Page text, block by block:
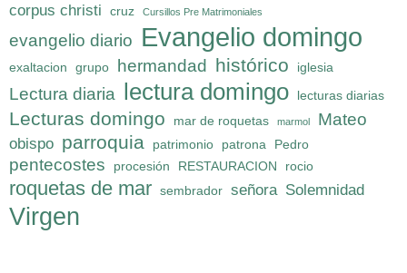
corpus christi cruz Cursillos Pre Matrimoniales
evangelio diario Evangelio domingo
exaltacion grupo hermandad histórico iglesia
Lectura diaria lectura domingo lecturas diarias
Lecturas domingo mar de roquetas marmol Mateo
obispo parroquia patrimonio patrona Pedro
pentecostes procesión RESTAURACION rocio
roquetas de mar sembrador señora Solemnidad
Virgen